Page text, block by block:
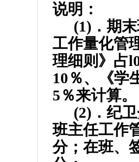
说明：
(1) ．期
工作量化管
理细则》占
10 ％、《学
5 ％来计算。
(2) ．纪
班主任工作
分；在班、